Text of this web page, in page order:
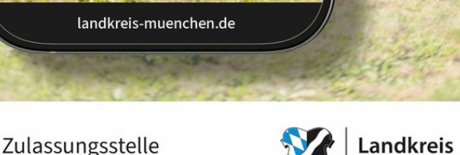
Landkreis Landratsamt